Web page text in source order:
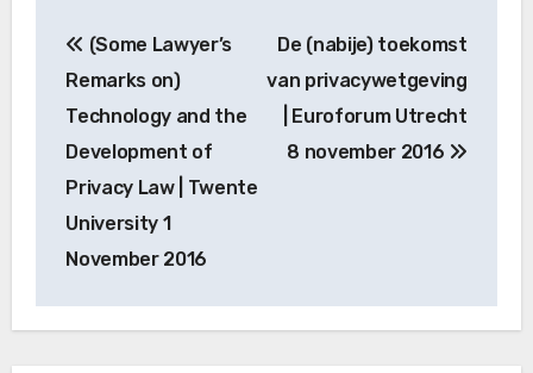
navigatie
(Some Lawyer’s
Remarks on)
Technology and the
Development of
Privacy Law | Twente
University 1
November 2016
De (nabije) toekomst
van privacywetgeving
| Euroforum Utrecht
8 november 2016